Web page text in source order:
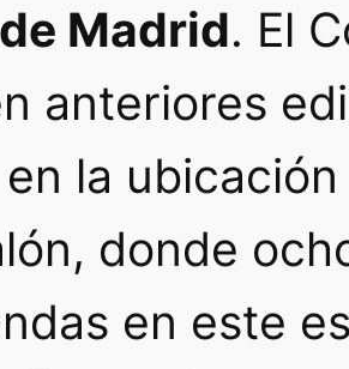
Madrid. El
anteriores
la
donde
en este